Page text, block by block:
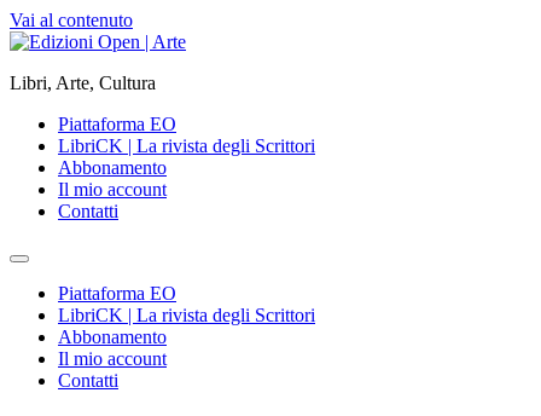
Vai al contenuto
Libri, Arte, Cultura
Piattaforma EO
LibriCK | La rivista degli Scrittori
Abbonamento
Il mio account
Contatti
Piattaforma EO
LibriCK | La rivista degli Scrittori
Abbonamento
Il mio account
Contatti